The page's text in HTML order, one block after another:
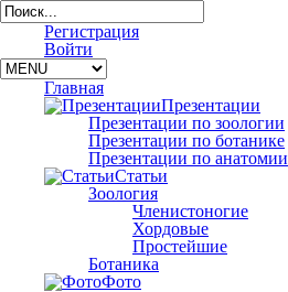
Регистрация
Войти
Главная
Презентации
Презентации по зоологии
Презентации по ботанике
Презентации по анатомии
Статьи
Зоология
Членистоногие
Хордовые
Простейшие
Ботаника
Фото